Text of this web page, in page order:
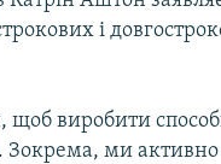
і
виробити
Зокрема, ми активно